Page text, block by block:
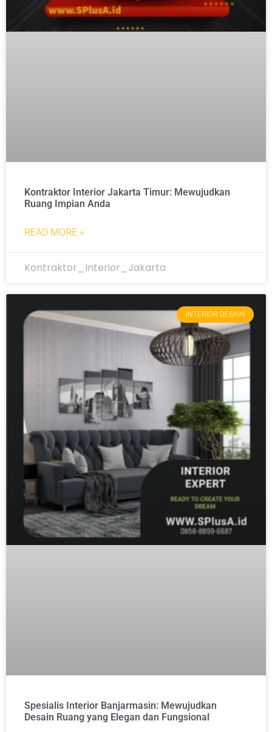
Kontraktor Interior Jakarta Timur: Mewujudkan
Ruang Impian Anda
READ MORE »
Kontraktor_Interior_Jakarta
INTERIOR DESAIN
Spesialis Interior Banjarmasin: Mewujudkan
Desain Ruang yang Elegan dan Fungsional